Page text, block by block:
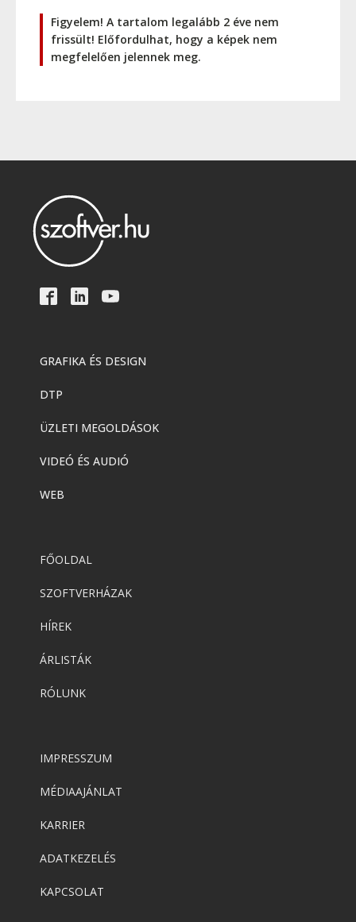
Figyelem! A tartalom legalább 2 éve nem
frissült! Előfordulhat, hogy a képek nem
megfelelően jelennek meg.
GRAFIKA ÉS DESIGN
DTP
ÜZLETI MEGOLDÁSOK
VIDEÓ ÉS AUDIÓ
WEB
FŐOLDAL
SZOFTVERHÁZAK
HÍREK
ÁRLISTÁK
RÓLUNK
IMPRESSZUM
MÉDIAAJÁNLAT
KARRIER
ADATKEZELÉS
KAPCSOLAT